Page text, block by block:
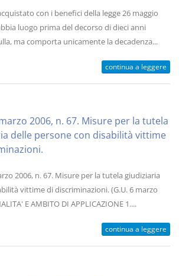
con i benefici della legge 26 maggio
luogo prima del decorso di dieci anni
ma comporta unicamente la decadenza...
continua a leggere
2006, n. 67. Misure per la tutela
delle persone con disabilità vittime
2006, n. 67. Misure per la tutela giudiziaria
vittime di discriminazioni. (G.U. 6 marzo
E AMBITO DI APPLICAZIONE 1....
continua a leggere